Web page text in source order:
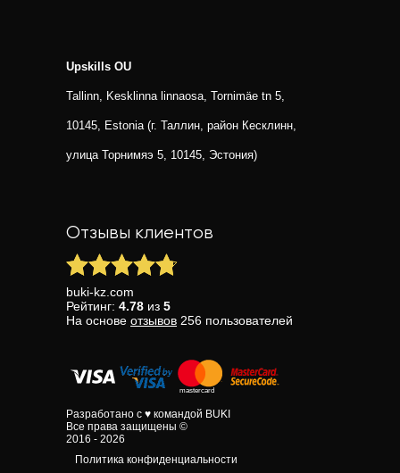
Upskills OU
Tallinn, Kesklinna linnaosa, Tornimäe tn 5,
10145, Estonia (г. Таллин, район Кесклинн,
улица Торнимяэ 5, 10145, Эстония)
Отзывы клиентов
buki-kz.com
Рейтинг: 4.78 из 5
На основе отзывов 256 пользователей
Разработано с ♥ командой BUKI
Все права защищены ©
2016 - 2026
Политика конфиденциальности